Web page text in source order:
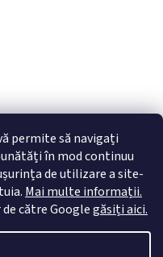
permite să navigați
în mod continuu
de utilizare a site-
Mai multe informații.
către Googlegăsiți aici.